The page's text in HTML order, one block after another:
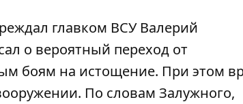
главком ВСУ Валерий
о вероятный переход от
боям на истощение. При этом
По словам Залужного,